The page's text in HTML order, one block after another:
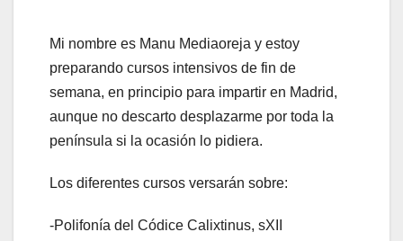
Mi nombre es Manu Mediaoreja y estoy
preparando cursos intensivos de fin de
semana, en principio para impartir en Madrid,
aunque no descarto desplazarme por toda la
península si la ocasión lo pidiera.
Los diferentes cursos versarán sobre:
-Polifonía del Códice Calixtinus, sXII